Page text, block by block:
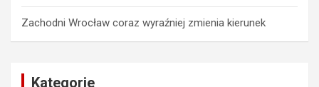
Zachodni Wrocław coraz wyraźniej zmienia kierunek
Kategorie